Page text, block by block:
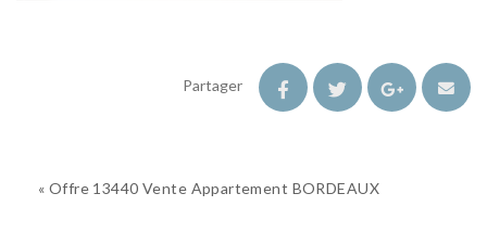
Partager
« Offre 13440 Vente Appartement BORDEAUX